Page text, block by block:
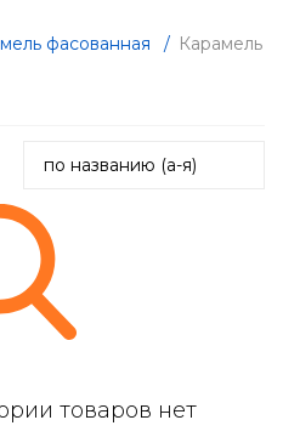
фасованная / Карамель
товаров нет